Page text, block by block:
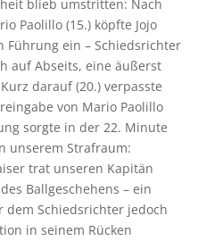
blieb umstritten: Nach
Paolillo (15.) köpfte Jojo
Führung ein – Schiedsrichter
auf Abseits, eine äußerst
darauf (20.) verpasste
von Mario Paolillo
sorgte in der 22. Minute
unserem Strafraum:
trat unseren Kapitän
Ballgeschehens – ein
dem Schiedsrichter jedoch
in seinem Rücken